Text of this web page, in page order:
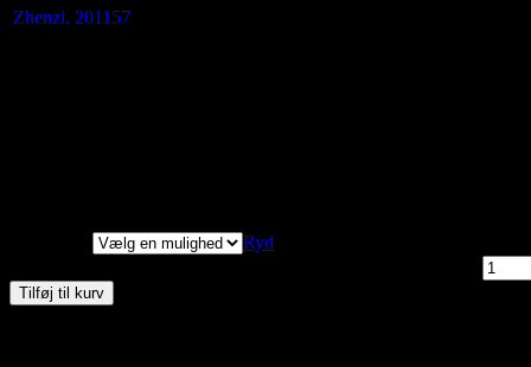
Zhenzi, 201157
Ryd
Tilføj til kurv